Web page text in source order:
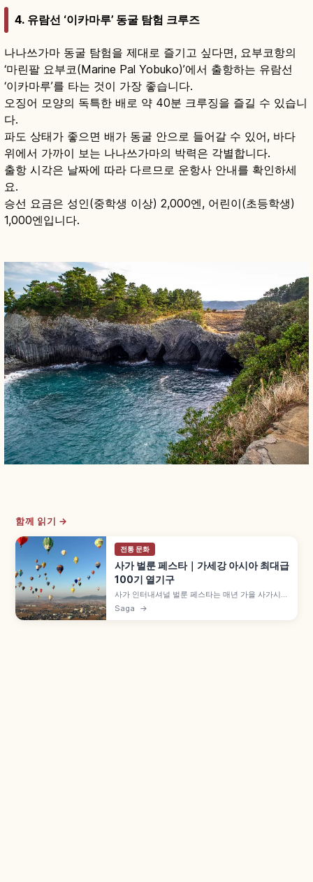
4. 유람선 ‘이카마루’ 동굴 탐험 크루즈
나나쓰가마 동굴 탐험을 제대로 즐기고 싶다면, 요부코항의
‘마린팔 요부코(Marine Pal Yobuko)’에서 출항하는 유람선
‘이카마루’를 타는 것이 가장 좋습니다.
오징어 모양의 독특한 배로 약 40분 크루징을 즐길 수 있습니
다.
파도 상태가 좋으면 배가 동굴 안으로 들어갈 수 있어, 바다
위에서 가까이 보는 나나쓰가마의 박력은 각별합니다.
출항 시각은 날짜에 따라 다르므로 운항사 안내를 확인하세
요.
승선 요금은 성인(중학생 이상) 2,000엔, 어린이(초등학생)
1,000엔입니다.
함께 읽기 →
전통 문화
사가 벌룬 페스타｜가세강 아시아 최대급
100기 열기구
사가 인터내셔널 벌룬 페스타는 매년 가을 사가시
가세강 하천부지에서 열리는 아시아 최대급 열기구
이벤트로, 1980년 시작되어 100기 이상 벌룬이 모
Saga →